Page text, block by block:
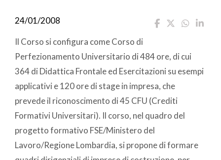
24/01/2008
Il Corso si configura come Corso di
Perfezionamento Universitario di 484 ore, di cui
364 di Didattica Frontale ed Esercitazioni su esempi
applicativi e 120 ore di stage in impresa, che
prevede il riconoscimento di 45 CFU (Crediti
Formativi Universitari). Il corso, nel quadro del
progetto formativo FSE/Ministero del
Lavoro/Regione Lombardia, si propone di formare